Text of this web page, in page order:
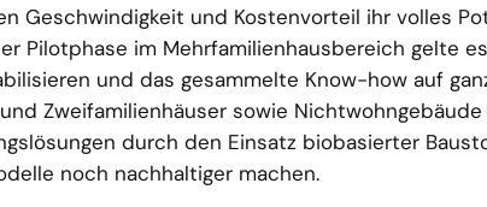
Geschwindigkeit und Kostenvorteil ihr volles
Pilotphase im Mehrfamilienhausbereich gelte
und das gesammelte Know-how auf
Zweifamilienhäuser sowie
durch den Einsatz biobasierter
noch nachhaltiger machen.